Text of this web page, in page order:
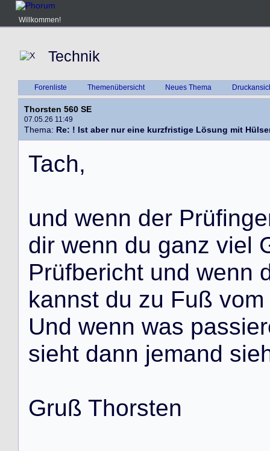
Willkommen!
Technik
Forenliste Themenübersicht Neues Thema
Thorsten 560 SE
07.05.26 11:49
Thema: Re: ! Ist aber nur eine kurzfristige Lösung mit
Tach,
und wenn der Prüfinge
dir wenn du ganz viel
Prüfbericht und wenn
kannst du zu Fuß vom
Und wenn was passier
sieht dann jemand sie
Gruß Thorsten